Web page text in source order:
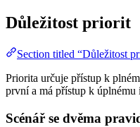
Důležitost priorit
Section titled “Důležitost
Priorita určuje přístup k
první a má přístup k úplnému
Scénář se dvěma